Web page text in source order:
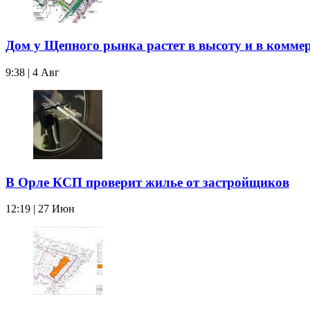
Дом у Щепного рынка растет в высоту и в
9:38 | 4 Авг
В Орле КСП проверит жилье от застройщиков
12:19 | 27 Июн